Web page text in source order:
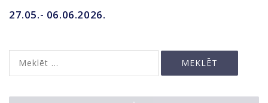
27.05.- 06.06.2026.